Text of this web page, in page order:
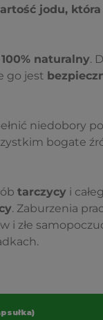
jodu,
100% naturalny.
go jest
niedobory
bogate
tarczycyi
. Zaburzenia
i złe